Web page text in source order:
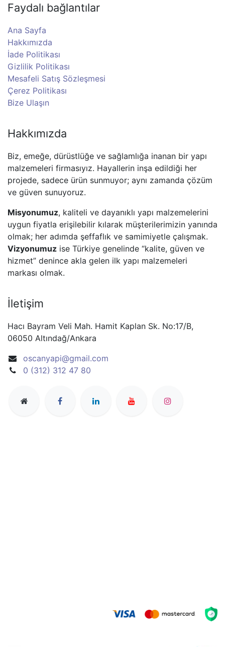
Faydalı bağlantılar
Ana Sayfa
Hakkımızda
İade Politikası
Gizlilik Politikası
Mesafeli Satış Sözleşmesi
Çerez Politikası
Bize Ulaşın
Hakkımızda
Biz, emeğe, dürüstlüğe ve sağlamlığa inanan bir yapı
malzemeleri firmasıyız. Hayallerin inşa edildiği her
projede, sadece ürün sunmuyor; aynı zamanda çözüm
ve güven sunuyoruz.
Misyonumuz, kaliteli ve dayanıklı yapı malzemelerini
uygun fiyatla erişilebilir kılarak müşterilerimizin yanında
olmak; her adımda şeffaflık ve samimiyetle çalışmak.
Vizyonumuz ise Türkiye genelinde “kalite, güven ve
hizmet” denince akla gelen ilk yapı malzemeleri
markası olmak.
İletişim
Hacı Bayram Veli Mah. Hamit Kaplan Sk. No:17/B,
06050 Altındağ/Ankara
oscanyapi@gmail.com
0 (312) 312 47 80